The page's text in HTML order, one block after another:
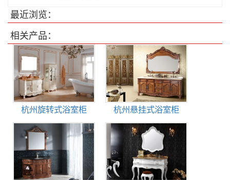
最近浏览：
相关产品：
杭州旋转式浴室柜 杭州悬挂式浴室柜